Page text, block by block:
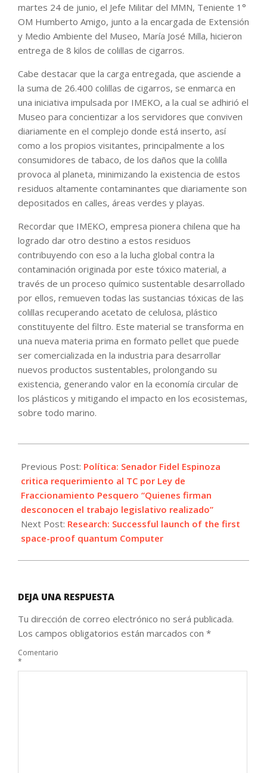
martes 24 de junio, el Jefe Militar del MMN, Teniente 1°
OM Humberto Amigo, junto a la encargada de Extensión
y Medio Ambiente del Museo, María José Milla, hicieron
entrega de 8 kilos de colillas de cigarros.
Cabe destacar que la carga entregada, que asciende a
la suma de 26.400 colillas de cigarros, se enmarca en
una iniciativa impulsada por IMEKO, a la cual se adhirió el
Museo para concientizar a los servidores que conviven
diariamente en el complejo donde está inserto, así
como a los propios visitantes, principalmente a los
consumidores de tabaco, de los daños que la colilla
provoca al planeta, minimizando la existencia de estos
residuos altamente contaminantes que diariamente son
depositados en calles, áreas verdes y playas.
Recordar que IMEKO, empresa pionera chilena que ha
logrado dar otro destino a estos residuos
contribuyendo con eso a la lucha global contra la
contaminación originada por este tóxico material, a
través de un proceso químico sustentable desarrollado
por ellos, remueven todas las sustancias tóxicas de las
colillas recuperando acetato de celulosa, plástico
constituyente del filtro. Este material se transforma en
una nueva materia prima en formato pellet que puede
ser comercializada en la industria para desarrollar
nuevos productos sustentables, prolongando su
existencia, generando valor en la economía circular de
los plásticos y mitigando el impacto en los ecosistemas,
sobre todo marino.
06-
26
Previous Post: Política: Senador Fidel Espinoza
critica requerimiento al TC por Ley de
Fraccionamiento Pesquero “Quienes firman
desconocen el trabajo legislativo realizado”
Next Post: Research: Successful launch of the first
space-proof quantum Computer
DEJA UNA RESPUESTA
Tu dirección de correo electrónico no será publicada.
Los campos obligatorios están marcados con *
Comentario
*